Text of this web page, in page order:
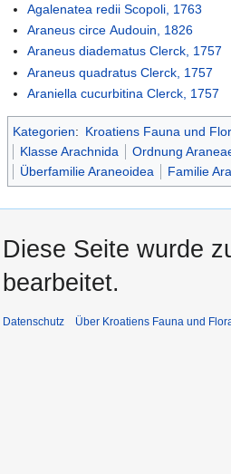
Agalenatea redii Scopoli, 1763
Araneus circe Audouin, 1826
Araneus diadematus Clerck, 1757
Araneus quadratus Clerck, 1757
Araniella cucurbitina Clerck, 1757
Kategorien: Kroatiens Fauna und
Klasse Arachnida
Ordnung
Überfamilie Araneoidea
Familie
Diese Seite wurde
bearbeitet.
Datenschutz Über Kroatiens Fauna und